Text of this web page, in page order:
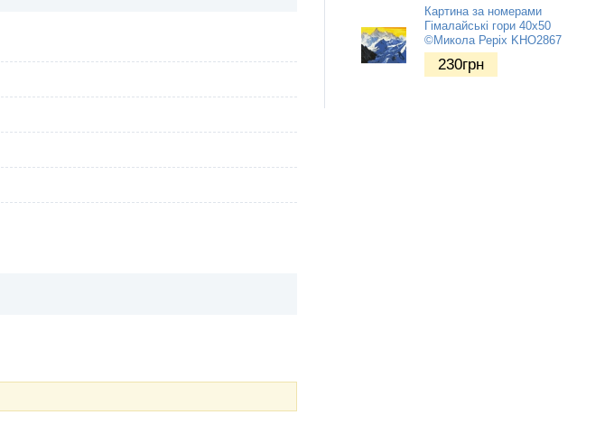
Картина за номерами
Гімалайські гори 40х50
©Микола Реріх KHO2867
230грн